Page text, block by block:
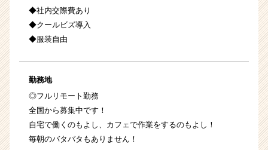
◆社内交際費あり
◆クールビズ導入
◆服装自由
勤務地
◎フルリモート勤務
全国から募集中です！
自宅で働くのもよし、カフェで作業をするのもよし！
毎朝のバタバタもありません！